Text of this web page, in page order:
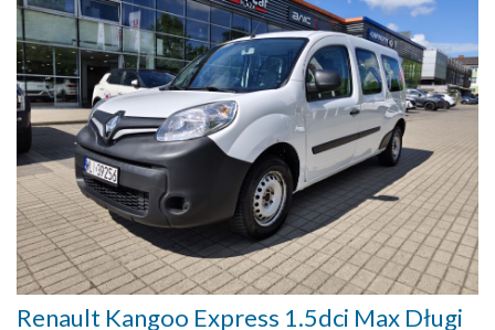
Renault Kangoo Express 1.5dci Max Długi